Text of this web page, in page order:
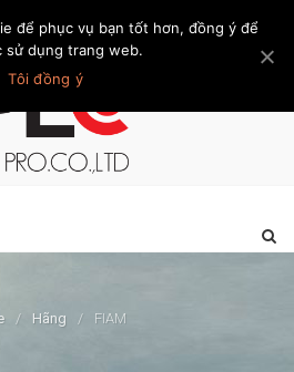
Khách hàng Liên hệ Thành viên
/ Hãng / FIAM
để phục vụ bạn tốt hơn, đồng ý để
sử dụng trang web.
Tôi đồng ý